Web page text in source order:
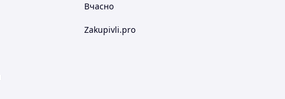
Вчасно
Zakupivli.pro